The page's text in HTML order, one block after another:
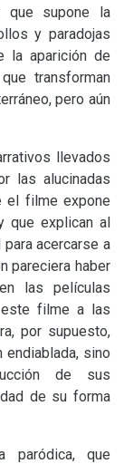
supone la
y paradojas
la aparición de
transforman
pero aún
llevados
las alucinadas
el filme expone
que explican al
acercarse a
pareciera haber
las películas
filme a las
por supuesto,
sino
de sus
de su forma
paródica, que